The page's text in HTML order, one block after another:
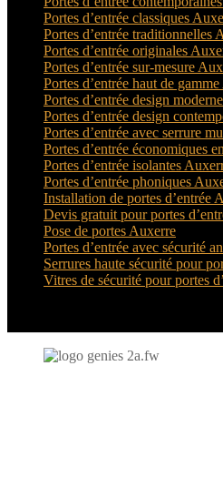
Portes d’entrée classiques
Portes d’entrée traditionnelles
Portes d’entrée originales
Portes d’entrée sur-mesure
Portes d’entrée haut de
Portes d’entrée design
Portes d’entrée design
Portes d’entrée avec serrure
Portes d’entrée économiques
Portes d’entrée isolantes
Portes d’entrée phoniques
Installation de portes d’entrée
Devis gratuit pour portes
Pose de portes Auxerre
Portes d’entrée avec sécurité
Serrures haute sécurité pour
Vitres de sécurité pour portes